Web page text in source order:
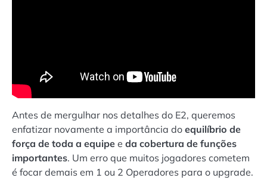
Antes de mergulhar nos detalhes do E2, queremos
enfatizar novamente a importância do equilíbrio de
força de toda a equipe e da cobertura de funções
importantes. Um erro que muitos jogadores cometem
é focar demais em 1 ou 2 Operadores para o upgrade.